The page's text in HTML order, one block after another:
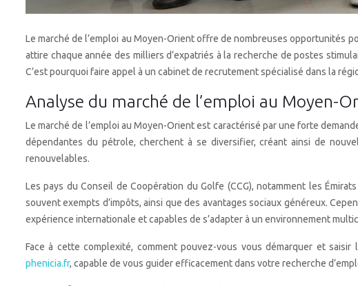
Le marché de l’emploi au Moyen-Orient offre de nombreuses opportunités
attire chaque année des milliers d’expatriés à la recherche de postes
C’est pourquoi faire appel à un cabinet de recrutement spécialisé dans la
Analyse du marché de l’emploi au Moyen-
Le marché de l’emploi au Moyen-Orient est caractérisé par une forte
dépendantes du pétrole, cherchent à se diversifier, créant ainsi de
renouvelables.
Les pays du Conseil de Coopération du Golfe (CCG), notamment les
souvent exempts d’impôts, ainsi que des avantages sociaux généreux.
expérience internationale et capables de s’adapter à un environnement
Face à cette complexité, comment pouvez-vous vous démarquer et
phenicia.fr, capable de vous guider efficacement dans votre recherche